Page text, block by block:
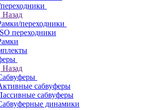
Назад
переходники
переходники
Назад
сабвуферы
сабвуферы
динамики